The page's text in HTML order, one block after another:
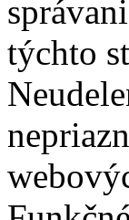
týchto